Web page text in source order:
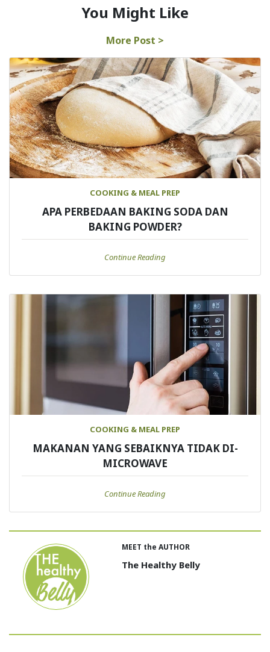
You Might Like
More Post >
COOKING & MEAL PREP
APA PERBEDAAN BAKING SODA DAN
BAKING POWDER?
Continue Reading
COOKING & MEAL PREP
MAKANAN YANG SEBAIKNYA TIDAK DI-
MICROWAVE
Continue Reading
MEET the AUTHOR
The Healthy Belly